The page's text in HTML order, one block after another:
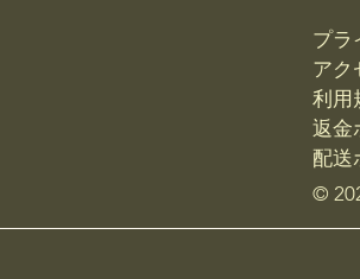
プラ
アク
利用
返金
配送
©